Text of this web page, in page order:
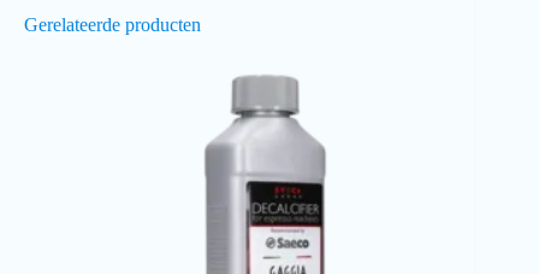
Gerelateerde producten